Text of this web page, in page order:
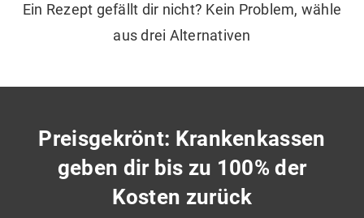
Ein Rezept gefällt dir nicht? Kein Problem, wähle
aus drei Alternativen
Preisgekrönt: Krankenkassen
geben dir bis zu 100% der
Kosten zurück